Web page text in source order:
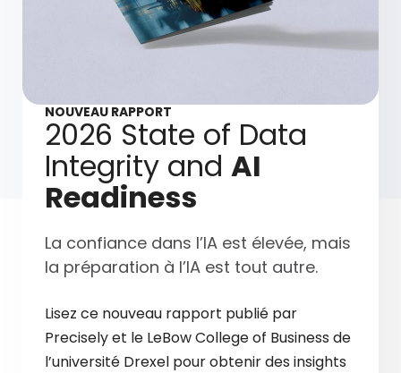
NOUVEAU RAPPORT
2026 State of Data
Integrity and AI
Readiness
La confiance dans l’IA est élevée, mais
la préparation à l’IA est tout autre.
Lisez ce nouveau rapport publié par
Precisely et le LeBow College of Business de
l’université Drexel pour obtenir des insights